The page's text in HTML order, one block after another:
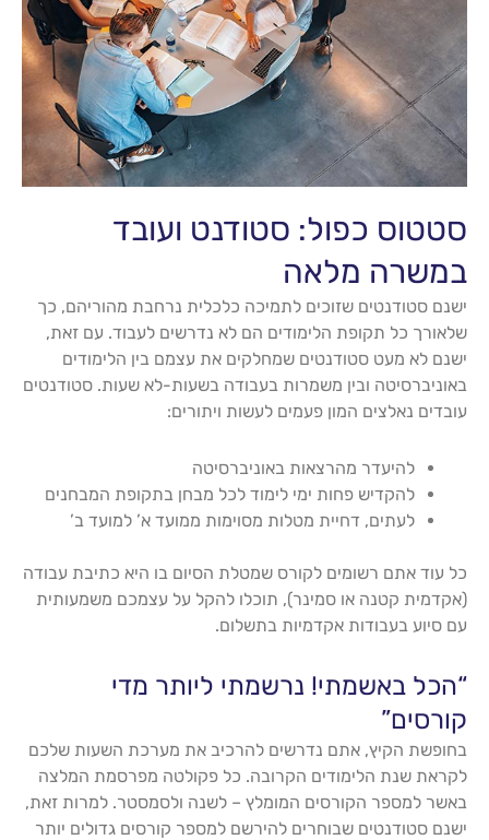
סטטוס כפול: סטודנט ועובד
במשרה מלאה
ישנם סטודנטים שזוכים לתמיכה כלכלית נרחבת מהוריהם, כך
שלאורך כל תקופת הלימודים הם לא נדרשים לעבוד. עם זאת,
ישנם לא מעט סטודנטים שמחלקים את עצמם בין הלימודים
באוניברסיטה ובין משמרות בעבודה בשעות-לא שעות. סטודנטים
עובדים נאלצים המון פעמים לעשות ויתורים:
להיעדר מהרצאות באוניברסיטה
להקדיש פחות ימי לימוד לכל מבחן בתקופת המבחנים
לעתים, דחיית מטלות מסוימות ממועד א’ למועד ב’
כל עוד אתם רשומים לקורס שמטלת הסיום בו היא כתיבת עבודה
(אקדמית קטנה או סמינר), תוכלו להקל על עצמכם משמעותית
עם סיוע בעבודות אקדמיות בתשלום.
“הכל באשמתי! נרשמתי ליותר מדי
קורסים”
בחופשת הקיץ, אתם נדרשים להרכיב את מערכת השעות שלכם
לקראת שנת הלימודים הקרובה. כל פקולטה מפרסמת המלצה
באשר למספר הקורסים המומלץ – לשנה ולסמסטר. למרות זאת,
ישנם סטודנטים שבוחרים להירשם למספר קורסים גדולים יותר